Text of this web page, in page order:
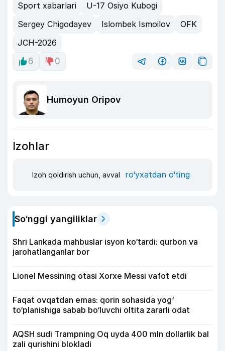
Sport xabarlari
U-17 Osiyo Kubogi
Sergey Chigodayev
Islombek Ismoilov
OFK
JCH-2026
6
0
Humoyun Oripov
Izohlar
Izoh qoldirish uchun, avval ro‘yxatdan o‘ting
So‘nggi yangiliklar
Shri Lankada mahbuslar isyon ko‘tardi: qurbon va
jarohatlanganlar bor
Lionel Messining otasi Xorxe Messi vafot etdi
Faqat ovqatdan emas: qorin sohasida yog‘
to‘planishiga sabab bo‘luvchi oltita zararli odat
AQSH sudi Trampning Oq uyda 400 mln dollarlik bal
zali qurishini blokladi